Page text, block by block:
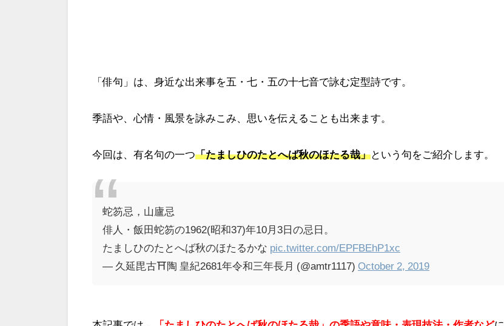
「俳句」は、身近な出来事を五・七・五の十七音で詠む定型詩です。
季語や、心情・風景を詠みこみ、思いを伝えることも出来ます。
今回は、有名句の一つ「たましひのたとへば秋のほたる哉」という句をご紹介します。
蛇笏忌，山廬忌
俳人・飯田蛇笏の1962(昭和37)年10月3日の忌日。
たましひのたとへば秋のほたるかな pic.twitter.com/EPFBEhP1xc
— 久延毘古⛩陶 皇紀2681年令和三年長月 (@amtr1117) October 2, 2019